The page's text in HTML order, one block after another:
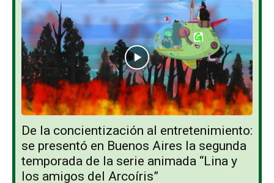
De la concientización al entretenimiento:
se presentó en Buenos Aires la segunda
temporada de la serie animada “Lina y
los amigos del Arcoíris”